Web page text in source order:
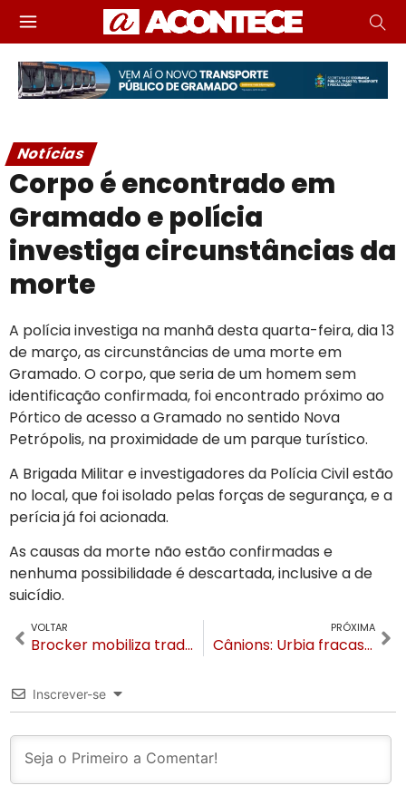
Notícias
Corpo é encontrado em
Gramado e polícia
investiga circunstâncias da
morte
A polícia investiga na manhã desta quarta-feira, dia 13
de março, as circunstâncias de uma morte em
Gramado. O corpo, que seria de um homem sem
identificação confirmada, foi encontrado próximo ao
Pórtico de acesso a Gramado no sentido Nova
Petrópolis, na proximidade de um parque turístico.
A Brigada Militar e investigadores da Polícia Civil estão
no local, que foi isolado pelas forças de segurança, e a
perícia já foi acionada.
As causas da morte não estão confirmadas e
nenhuma possibilidade é descartada, inclusive a de
suicídio.
VOLTAR
Brocker mobiliza trade para o Troféu Infinito em Gramado. Confira os primeiros registros
PRÓXIMA
Cânions: Urbia fracassa em Cambará e prejuízo ao turismo gera protestos
Inscrever-se